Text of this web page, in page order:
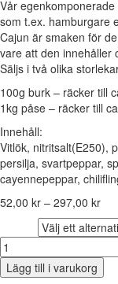
Vår
som t.ex. hamburgare
Cajun är smaken för
vare att den innehåller
Säljs i två olika
100g burk – räcker till
1kg påse – räcker till
Innehåll:
Vitlök, nitritsalt(E250),
persilja, svartpeppar,
cayennepeppar,
52,00 kr – 297,00 kr
Kryddblandning
Cajun
mängd
Lägg till i varukorg